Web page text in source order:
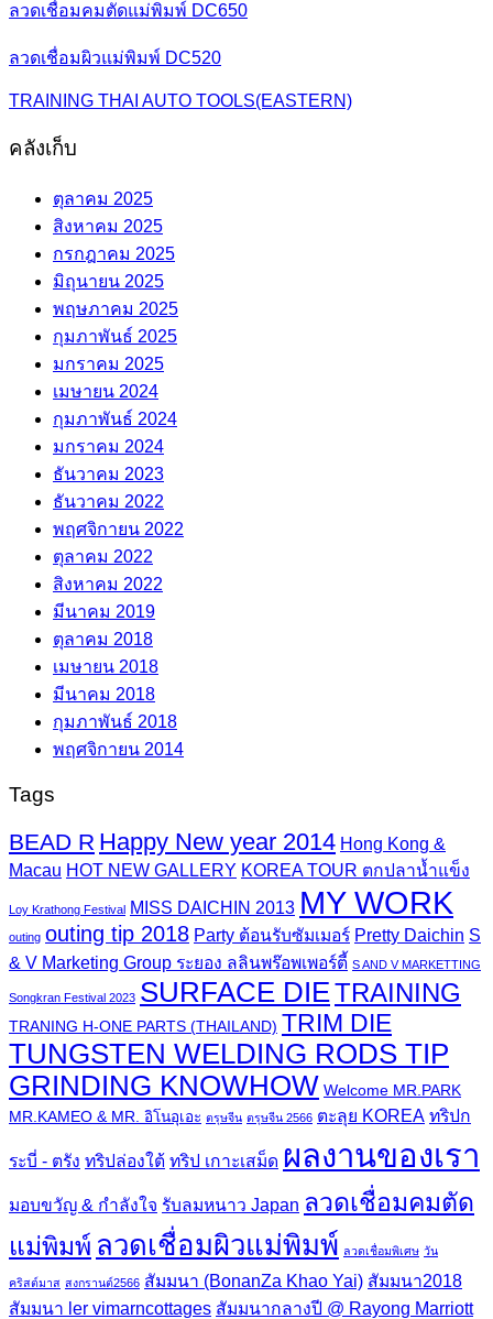
ลวดเชื่อมคมตัดแม่พิมพ์ DC650
ลวดเชื่อมผิวแม่พิมพ์ DC520
TRAINING THAI AUTO TOOLS(EASTERN)
คลังเก็บ
ตุลาคม 2025
สิงหาคม 2025
กรกฎาคม 2025
มิถุนายน 2025
พฤษภาคม 2025
กุมภาพันธ์ 2025
มกราคม 2025
เมษายน 2024
กุมภาพันธ์ 2024
มกราคม 2024
ธันวาคม 2023
ธันวาคม 2022
พฤศจิกายน 2022
ตุลาคม 2022
สิงหาคม 2022
มีนาคม 2019
ตุลาคม 2018
เมษายน 2018
มีนาคม 2018
กุมภาพันธ์ 2018
พฤศจิกายน 2014
Tags
BEAD R Happy New year 2014 Hong Kong &
Macau HOT NEW GALLERY KOREA TOUR ตกปลาน้ำแข็ง
Loy Krathong Festival MISS DAICHIN 2013 MY WORK
outing outing tip 2018 Party ต้อนรับซัมเมอร์ Pretty Daichin S
& V Marketing Group ระยอง ลลินพร๊อพเพอร์ตี้ S AND V MARKETTING
Songkran Festival 2023 SURFACE DIETRAINING
TRANING H-ONE PARTS (THAILAND) TRIM DIE
TUNGSTEN WELDING RODS TIP
GRINDING KNOWHOW Welcome MR.PARK
MR.KAMEO & MR. อิโนอุเอะ ตรุษจีน ตรุษจีน 2566 ตะลุย KOREA ทริปก
ระบี่ - ตรัง ทริปล่องใต้ ทริป เกาะเสม็ด ผลงานของเรา
มอบขวัญ & กำลังใจ รับลมหนาว Japan ลวดเชื่อมคมตัด
แม่พิมพ์ ลวดเชื่อมผิวแม่พิมพ์ ลวดเชื่อมพิเศษ วัน
คริสต์มาส สงกรานต์2566 สัมมนา (BonanZa Khao Yai) สัมมนา2018
สัมมนา ler vimarncottages สัมมนากลางปี @ Rayong Marriott